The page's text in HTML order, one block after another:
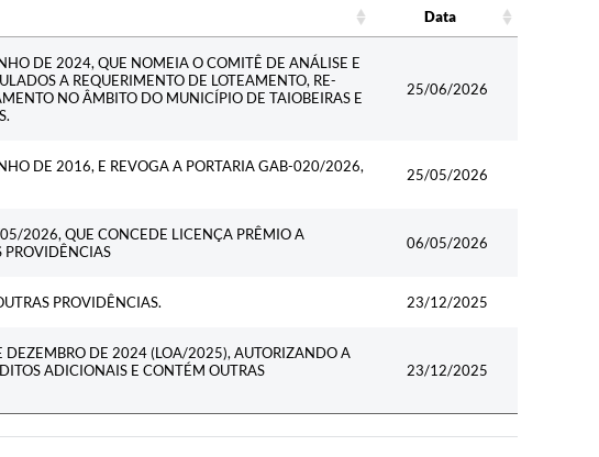
Data
DE 2024, QUE NOMEIA O COMITÊ DE ANÁLISE E
A REQUERIMENTO DE LOTEAMENTO, RE-
NO ÂMBITO DO MUNICÍPIO DE TAIOBEIRAS E
25/06/2026
DE 2016, E REVOGA A PORTARIA GAB-020/2026,
25/05/2026
2026, QUE CONCEDE LICENÇA PRÊMIO A
PROVIDÊNCIAS
06/05/2026
PROVIDÊNCIAS. 23/12/2025
DEZEMBRO DE 2024 (LOA/2025), AUTORIZANDO A
ADICIONAIS E CONTÉM OUTRAS
23/12/2025